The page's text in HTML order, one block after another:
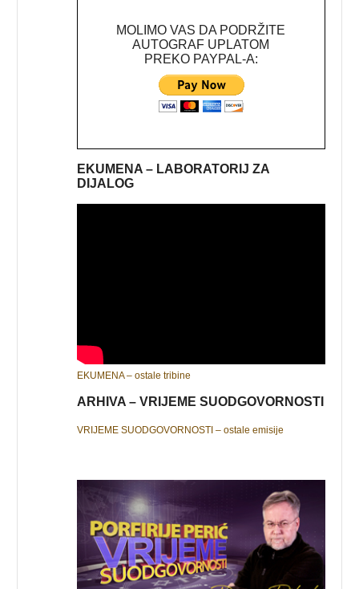
MOLIMO VAS DA PODRŽITE
AUTOGRAF UPLATOM
PREKO PAYPAL-A:
EKUMENA – LABORATORIJ ZA
DIJALOG
EKUMENA – ostale tribine
ARHIVA – VRIJEME SUODGOVORNOSTI
VRIJEME SUODGOVORNOSTI – ostale emisije